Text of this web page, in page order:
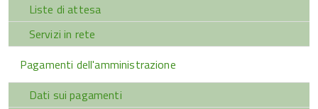
Liste di attesa
Servizi in rete
Pagamenti dell'amministrazione
Dati sui pagamenti